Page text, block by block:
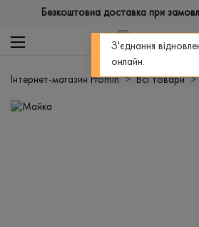
Безкоштовна доставка при
Інтернет-магазин Promin Всі товари
З'єднання
онлайн.